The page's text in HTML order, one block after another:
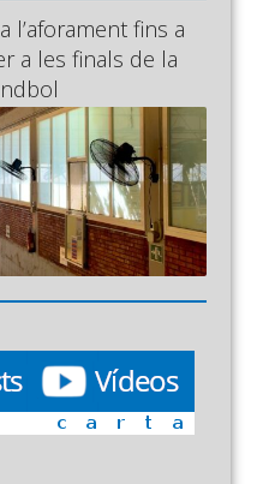
l’aforament fins a
a les finals de la